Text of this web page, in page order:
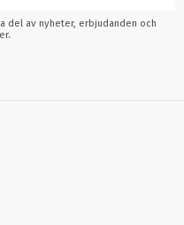
del av nyheter, erbjudanden och